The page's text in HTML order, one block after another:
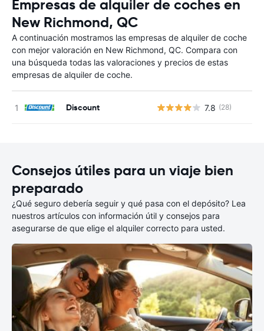
Empresas de alquiler de coches en
New Richmond, QC
A continuación mostramos las empresas de alquiler de coche
con mejor valoración en New Richmond, QC. Compara con
una búsqueda todas las valoraciones y precios de estas
empresas de alquiler de coche.
Discount 7.8 (28)
Consejos útiles para un viaje bien
preparado
¿Qué seguro debería seguir y qué pasa con el depósito? Lea
nuestros artículos con información útil y consejos para
asegurarse de que elige el alquiler correcto para usted.